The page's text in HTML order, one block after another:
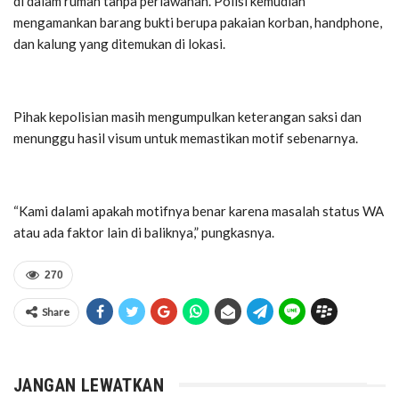
mengamankan barang bukti berupa pakaian korban, handphone,
dan kalung yang ditemukan di lokasi.
Pihak kepolisian masih mengumpulkan keterangan saksi dan
menunggu hasil visum untuk memastikan motif sebenarnya.
“Kami dalami apakah motifnya benar karena masalah status WA
atau ada faktor lain di baliknya,” pungkasnya.
270
Share
JANGAN LEWATKAN